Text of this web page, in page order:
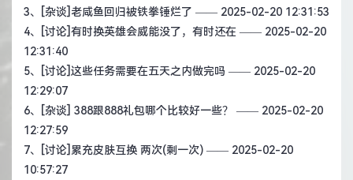
3、
[杂谈]老咸鱼回归被铁拳锤烂了 —— 2025-02-20 12:31:53
4、
[讨论]有时换英雄会威能没了，有时还在 —— 2025-02-20
12:31:40
5、
[讨论]这些任务需要在五天之内做完吗 —— 2025-02-20
12:29:07
6、
[杂谈] 388跟888礼包哪个比较好一些？
—— 2025-02-20
12:27:59
7、
[讨论]累充皮肤互换 两次(剩一次) —— 2025-02-20
10:57:27